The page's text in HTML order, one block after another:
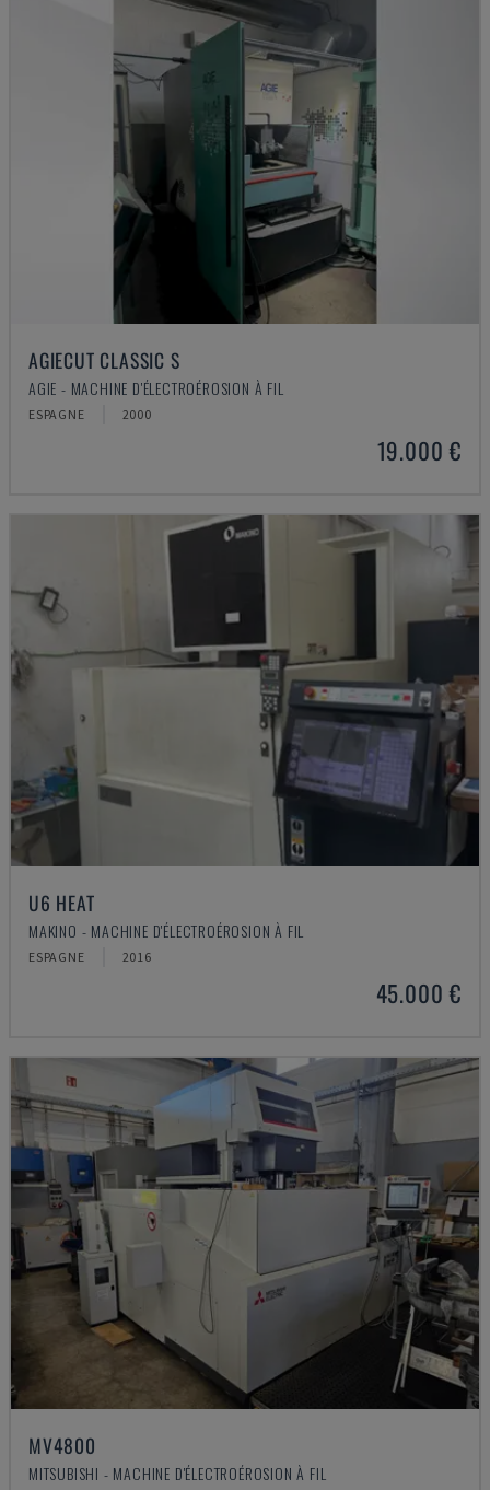
AGIECUT CLASSIC S
AGIE - MACHINE D'ÉLECTROÉROSION À FIL
ESPAGNE 2000
19.000 €
U6 HEAT
MAKINO - MACHINE D'ÉLECTROÉROSION À FIL
ESPAGNE 2016
45.000 €
MV4800
MITSUBISHI - MACHINE D'ÉLECTROÉROSION À FIL